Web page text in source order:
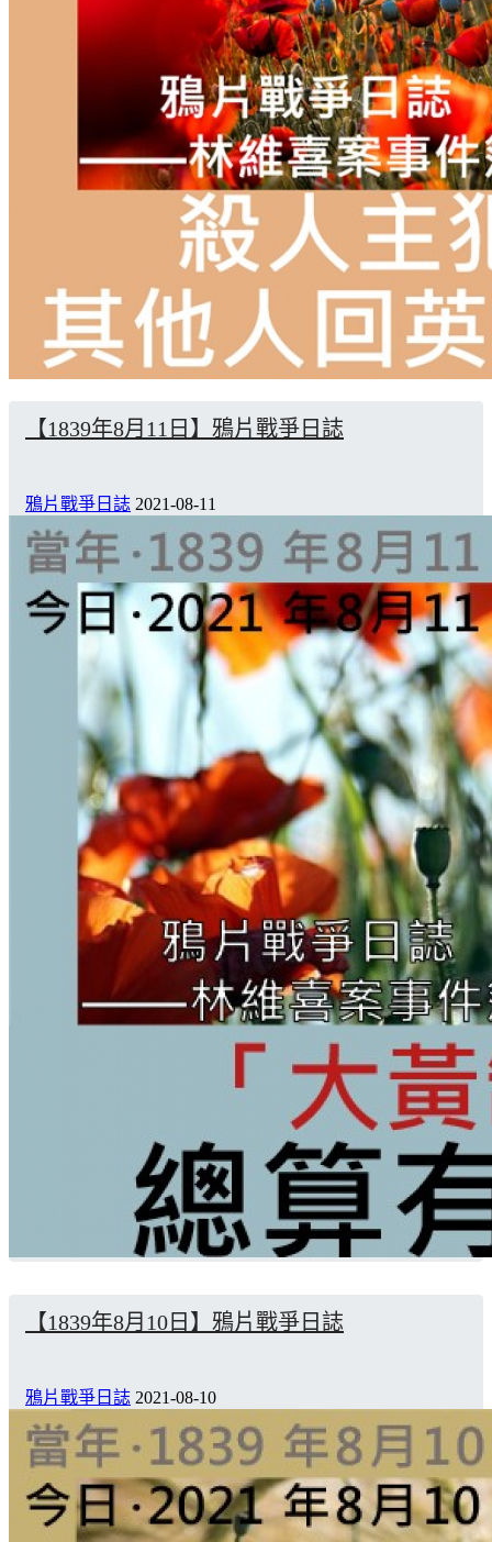
【1839年8月11日】鴉片戰爭日誌
鴉片戰爭日誌 2021-08-11
【1839年8月10日】鴉片戰爭日誌
鴉片戰爭日誌 2021-08-10